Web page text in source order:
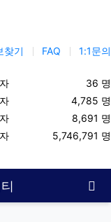
찾기 FAQ 1:1문의
대여업체 해선대여업
36 명
4,785 명
8,691 명
5,746,791 명